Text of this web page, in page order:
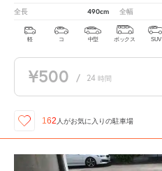
全長 490cm 全幅
軽 コ 中型 ボックス SUV
¥500 / 24 時間
162 人がお気に入りの駐車場